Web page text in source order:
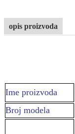
opis proizvoda
Ime proizvoda
Broj modela